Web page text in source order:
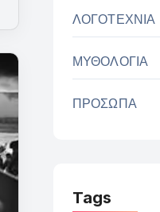
ΛΟΓΟΤΕΧΝΙΑ
ΜΥΘΟΛΟΓΙΑ
ΠΡΟΣΩΠΑ
Tags